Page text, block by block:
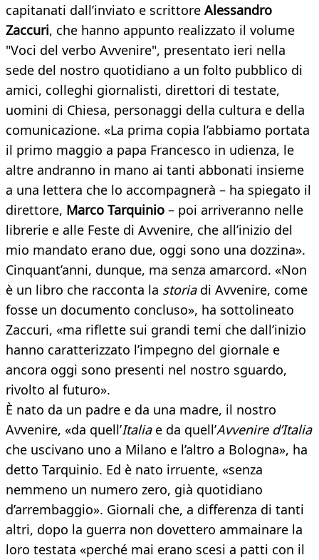
capitanati dall’inviato e scrittore Alessandro
Zaccuri, che hanno appunto realizzato il volume
"Voci del verbo Avvenire", presentato ieri nella
sede del nostro quotidiano a un folto pubblico di
amici, colleghi giornalisti, direttori di testate,
uomini di Chiesa, personaggi della cultura e della
comunicazione. «La prima copia l’abbiamo portata
il primo maggio a papa Francesco in udienza, le
altre andranno in mano ai tanti abbonati insieme
a una lettera che lo accompagnerà – ha spiegato il
direttore, Marco Tarquinio – poi arriveranno nelle
librerie e alle Feste di Avvenire, che all’inizio del
mio mandato erano due, oggi sono una dozzina».
Cinquant’anni, dunque, ma senza amarcord. «Non
è un libro che racconta la storiadi Avvenire, come
fosse un documento concluso», ha sottolineato
Zaccuri, «ma riflette sui grandi temi che dall’inizio
hanno caratterizzato l’impegno del giornale e
ancora oggi sono presenti nel nostro sguardo,
rivolto al futuro».
È nato da un padre e da una madre, il nostro
Avvenire, «da quell’Italiae da quell’Avvenire d’Italia
che uscivano uno a Milano e l’altro a Bologna», ha
detto Tarquinio. Ed è nato irruente, «senza
nemmeno un numero zero, già quotidiano
d’arrembaggio». Giornali che, a differenza di tanti
altri, dopo la guerra non dovettero ammainare la
loro testata «perché mai erano scesi a patti con il